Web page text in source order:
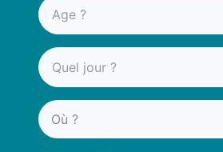
Age ?
Quel jour ?